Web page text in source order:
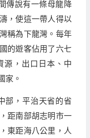
傳說有一條母龍降
，使這一帶人得以
稱為下龍灣。每年
的遊客佔用了六七
源，出口日本、中
家。
部，平治天省的省
距南部胡志明市一
東距海八公里，人